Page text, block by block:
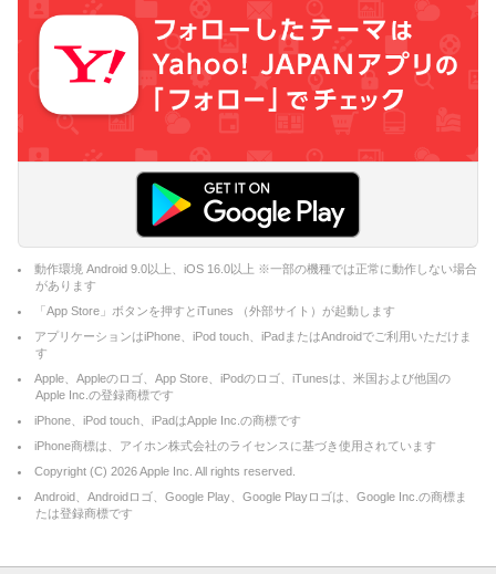
動作環境 Android 9.0以上、iOS 16.0以上 ※一部の機種では正常に動作しない場合
があります
「App Store」ボタンを押すとiTunes （外部サイト）が起動します
アプリケーションはiPhone、iPod touch、iPadまたはAndroidでご利用いただけま
す
Apple、Appleのロゴ、App Store、iPodのロゴ、iTunesは、米国および他国の
Apple Inc.の登録商標です
iPhone、iPod touch、iPadはApple Inc.の商標です
iPhone商標は、アイホン株式会社のライセンスに基づき使用されています
Copyright (C) 2026Apple Inc. All rights reserved.
Android、Androidロゴ、Google Play、Google Playロゴは、Google Inc.の商標ま
たは登録商標です